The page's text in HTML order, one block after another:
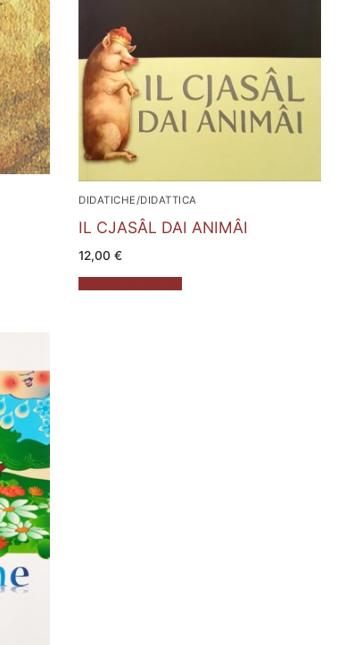
DIDATICHE/DIDATTICA
IL CJASÂL DAI ANIMÂI
12,00 €